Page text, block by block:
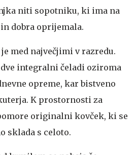
niti sopotniku, ki ima na
dobra oprijemala.
med največjimi v razredu.
integralni čeladi oziroma
opreme, kar bistveno
K prostornosti za
originalni kovček, ki se
sklada s celoto.